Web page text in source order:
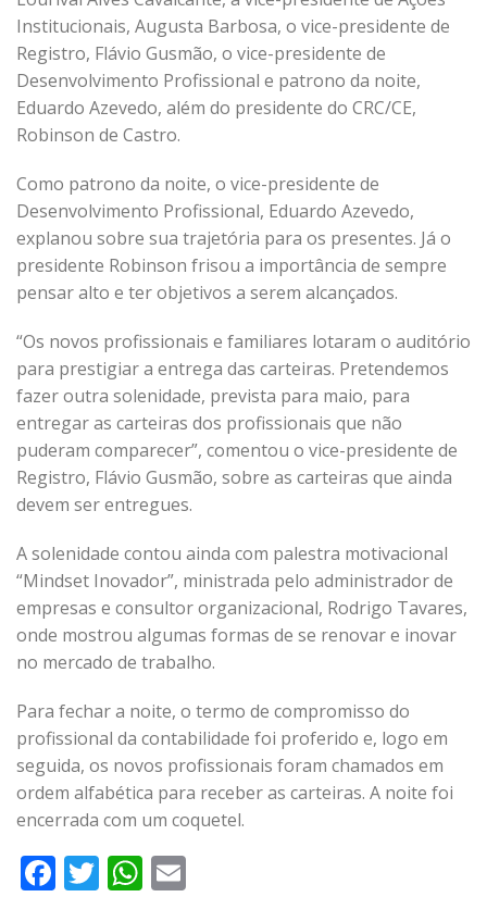
Institucionais, Augusta Barbosa, o vice-presidente de
Registro, Flávio Gusmão, o vice-presidente de
Desenvolvimento Profissional e patrono da noite,
Eduardo Azevedo, além do presidente do CRC/CE,
Robinson de Castro.
Como patrono da noite, o vice-presidente de
Desenvolvimento Profissional, Eduardo Azevedo,
explanou sobre sua trajetória para os presentes. Já o
presidente Robinson frisou a importância de sempre
pensar alto e ter objetivos a serem alcançados.
“Os novos profissionais e familiares lotaram o auditório
para prestigiar a entrega das carteiras. Pretendemos
fazer outra solenidade, prevista para maio, para
entregar as carteiras dos profissionais que não
puderam comparecer”, comentou o vice-presidente de
Registro, Flávio Gusmão, sobre as carteiras que ainda
devem ser entregues.
A solenidade contou ainda com palestra motivacional
“Mindset Inovador”, ministrada pelo administrador de
empresas e consultor organizacional, Rodrigo Tavares,
onde mostrou algumas formas de se renovar e inovar
no mercado de trabalho.
Para fechar a noite, o termo de compromisso do
profissional da contabilidade foi proferido e, logo em
seguida, os novos profissionais foram chamados em
ordem alfabética para receber as carteiras. A noite foi
encerrada com um coquetel.
Facebook
TwitterWhatsApp